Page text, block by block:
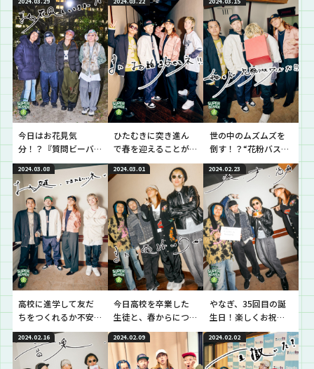
挑戦！！
バー』を開催！
今日はお花見気
分！？『質問ビーバ
ー！大人花見編！』
を開催！
ひたむきに突き進ん
で春を迎えることが
できた生徒と逆電！
世の中のムズムズを
倒す！？“花粉バスタ
ーズ”が出動！！！
2024.03.08
高校に進学して友だ
ちをつくれるか不安…
という生徒と逆電！
2024.03.01
今日高校を卒業した
生徒と、春からにつ
いて話し合う時間！
2024.02.23
やなぎ、35回目の誕
生日！楽しくお祝
い！…のはずが…？
2024.02.16 2024.02.09 2024.02.02